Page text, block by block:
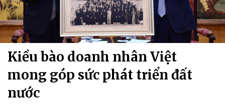
Kiều bào doanh nhân Việt
mong góp sức phát triển đất
nước